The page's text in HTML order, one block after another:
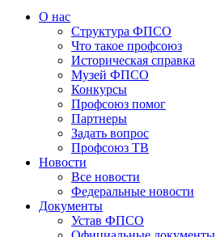
О нас
Структура ФПСО
Что такое профсоюз
Историческая справка
Музей ФПСО
Конкурсы
Профсоюз помог
Партнеры
Задать вопрос
Профсоюз ТВ
Новости
Все новости
Федеральные новости
Документы
Устав ФПСО